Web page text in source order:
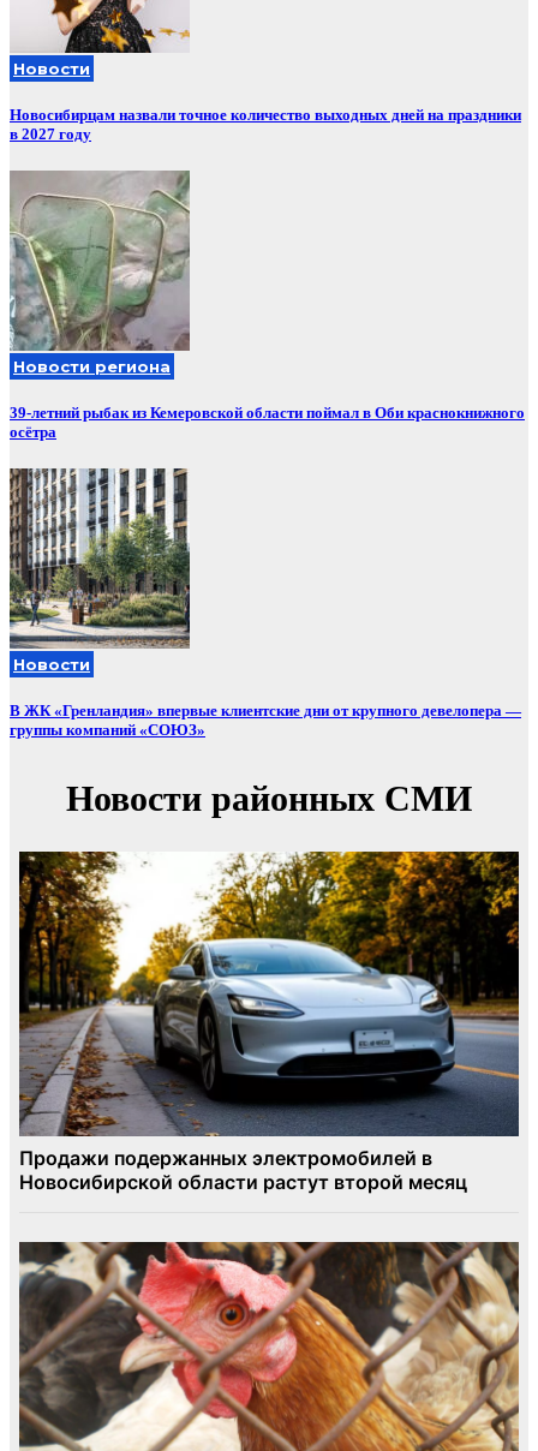
Новости
Новосибирцам назвали точное количество выходных дней на праздники
в 2027 году
Новости региона
39-летний рыбак из Кемеровской области поймал в Оби краснокнижного
осётра
Новости
В ЖК «Гренландия» впервые клиентские дни от крупного девелопера —
группы компаний «СОЮЗ»